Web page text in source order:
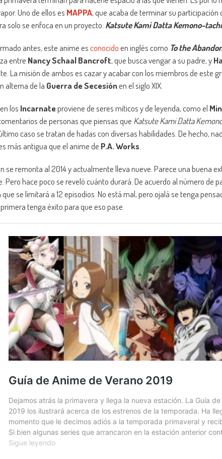
Uno de ellos es MAPPA, que acaba de terminar su participación
solo se enfoca en un proyecto: Katsute Kami Datta Kemono-
antes, este anime esconocidoen inglés como To the
entre Nancy Schaal Bancroft, que busca vengar a su padre, y
La misión de ambos es cazar y acabar con los miembros de este
alterna de la Guerra de Secesiónen el siglo XIX.
los Incarnateproviene de seres míticos y de leyenda, como el
de personas que piensas que Katsute Kami Datta
caso se tratan de hadas con diversas habilidades. De hecho,
más antigua que el anime de P.A. Works.
se remonta al 2014 y actualmente lleva nueve. Parece una buena
Pero hace poco se reveló cuánto durará. De acuerdo al número de
se limitará a 12 episodios. No está mal, pero ojalá se tenga
tenga éxito para que eso pase.